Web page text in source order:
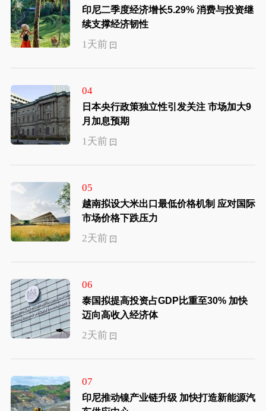
印尼二季度经济增长5.29% 消费与投资继
续支撑经济韧性
1天前
04
日本央行政策独立性引发关注 市场加大9
月加息预期
1天前
05
越南拟设大米出口最低价格机制 应对国际
市场价格下跌压力
2天前
06
泰国拟提高投资占GDP比重至30% 加快
迈向高收入经济体
2天前
07
印尼推动镍产业链升级 加快打造新能源汽